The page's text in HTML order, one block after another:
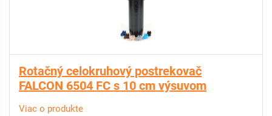
Rotačný celokruhový postrekovač
FALCON 6504 FC s 10 cm výsuvom
Viac o produkte